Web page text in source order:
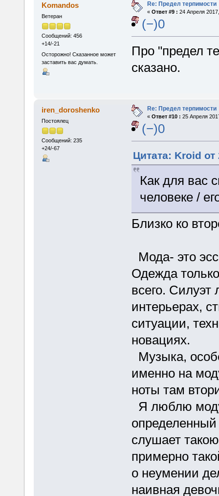
Komandos
Ветеран
Сообщений: 456
+14/-21
Осторожно! Сказанное может
заставить вас думать.
Re: Предел терпимости
« Ответ #9 : 24 Апреля
(−)0
Про "предел
сказано.
iren_doroshenko
Постоялец
Сообщений: 235
+24/-67
Re: Предел терпимости
« Ответ #10 : 25 Апреля
(−)0
Цитата: Kroid
Как для вас
человеке /
Близко ко
Мода- это
Одежда
всего. Силуэт
интерьерах,
ситуации,
новациях.
Музыка,
именно на
ноты там
Я люблю
определенный
слушает
примерно
о неумении
наивная